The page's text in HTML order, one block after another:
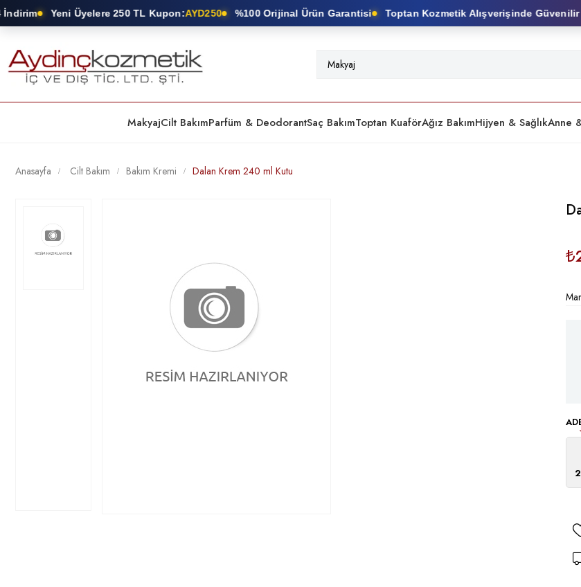
Yeni Üyelere 250 TL Kupon:AYD250 %100 Orijinal Ürün Garantisi Toptan Kozmetik Alışverişinde Güvenilir
MakyajCilt BakımParfüm & DeodorantSaç BakımToptan KuaförAğız BakımHijyen & SağlıkAnne
Anasayfa Cilt Bakım Bakım Kremi Dalan Krem 240 ml Kutu